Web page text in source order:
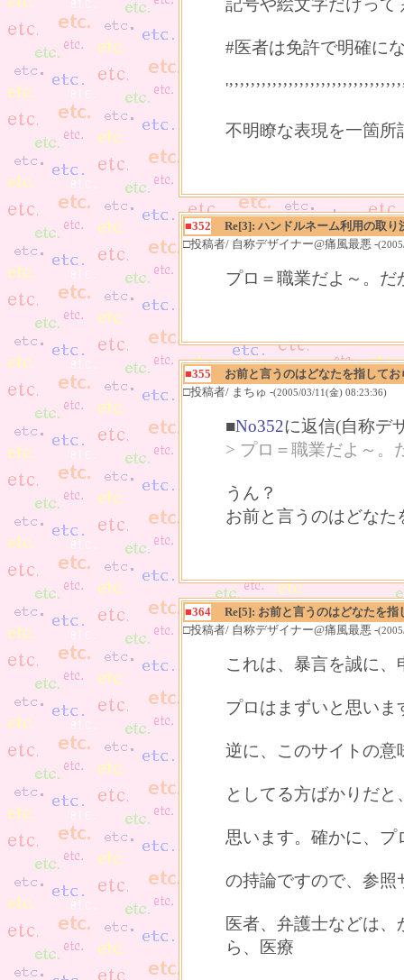
記号や絵文字だけって
#医者は免許で明確に
不明瞭な表現を一箇所
■352
Re[3]: ハンドルネーム利用の取り
□投稿者/ 自称デザイナー@痛風最悪 -
プロ＝職業だよ～。
■355
お前と言うのはどなたを指して
□投稿者/ まちゅ -(2005/03/11(金) 08:23:36)
■No352に返信(自称デ
> プロ＝職業だよ～。
うん？
お前と言うのはどな
■364
Re[5]: お前と言うのはどなたを指
□投稿者/ 自称デザイナー@痛風最悪 -
これは、暴言を誠に
プロはまずいと思い
逆に、このサイトの意
としてる方ばかりだ
思います。確かに、
の持論ですので、参照
医者、弁護士などは
ら、医療